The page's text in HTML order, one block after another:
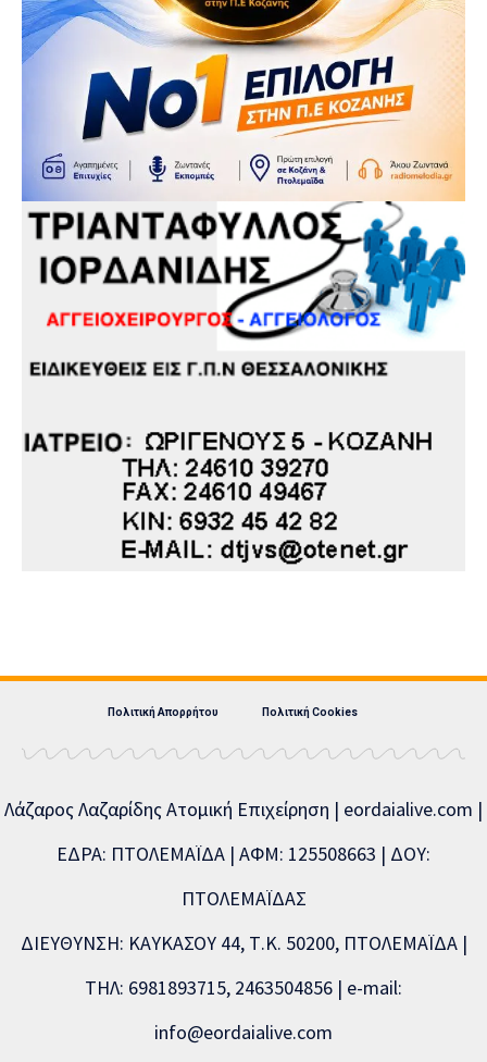
Πολιτική Απορρήτου Πολιτική Cookies
Λάζαρος Λαζαρίδης Ατομική Επιχείρηση | eordaialive.com |
ΕΔΡΑ: ΠΤΟΛΕΜΑΪΔΑ | ΑΦΜ: 125508663 | ΔΟΥ:
ΠΤΟΛΕΜΑΪΔΑΣ
ΔΙΕΥΘΥΝΣΗ: ΚΑΥΚΑΣΟΥ 44, Τ.Κ. 50200, ΠΤΟΛΕΜΑΪΔΑ |
ΤΗΛ: 6981893715, 2463504856 | e-mail:
info@eordaialive.com